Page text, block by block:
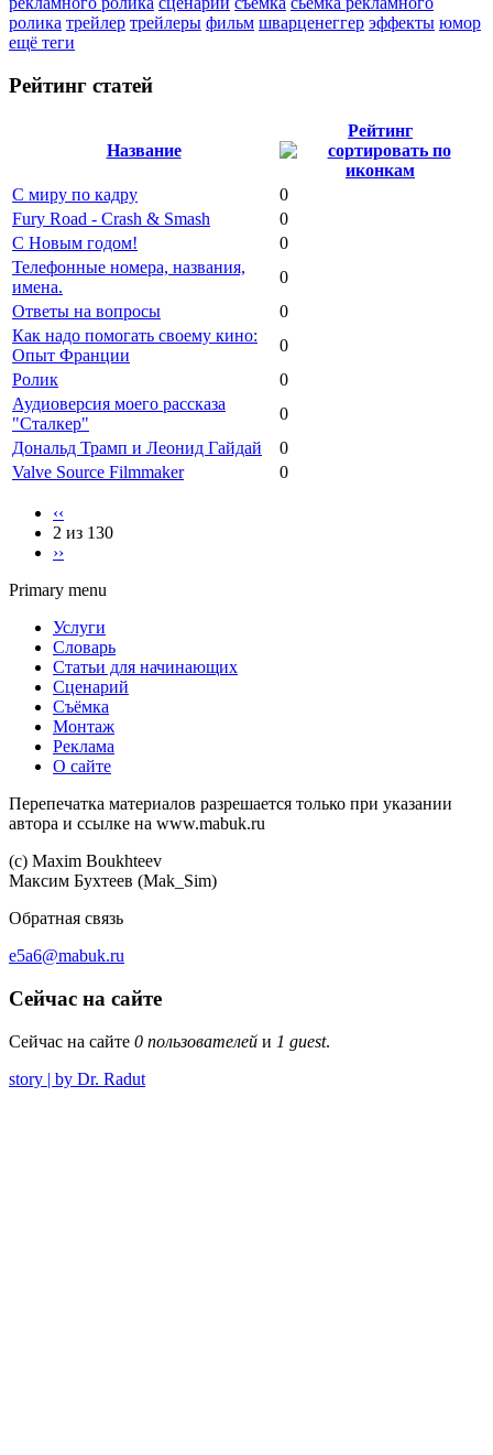
ролика трейлер трейлеры фильм шварценеггер эффекты юмор
ещё теги
Рейтинг статей
Название
Рейтинг
С миру по кадру
0
Fury Road - Crash & Smash
0
С Новым годом!
0
Телефонные номера, названия,
имена.
0
Ответы на вопросы
0
Как надо помогать своему кино:
Опыт Франции
0
Ролик
0
Аудиоверсия моего рассказа
"Сталкер"
0
Дональд Трамп и Леонид Гайдай
0
Valve Source Filmmaker
0
‹‹
2 из 130
››
Primary menu
Услуги
Словарь
Статьи для начинающих
Сценарий
Съёмка
Монтаж
Реклама
О сайте
Перепечатка материалов разрешается только при указании
автора и ссылке на www.mabuk.ru
(c) Maхim Boukhteev
Максим Бухтеев (Mak_Sim)
Обратная связь
e5a6@mabuk.ru
Сейчас на сайте
Сейчас на сайте 0 пользователей и 1 guest.
story | by Dr. Radut